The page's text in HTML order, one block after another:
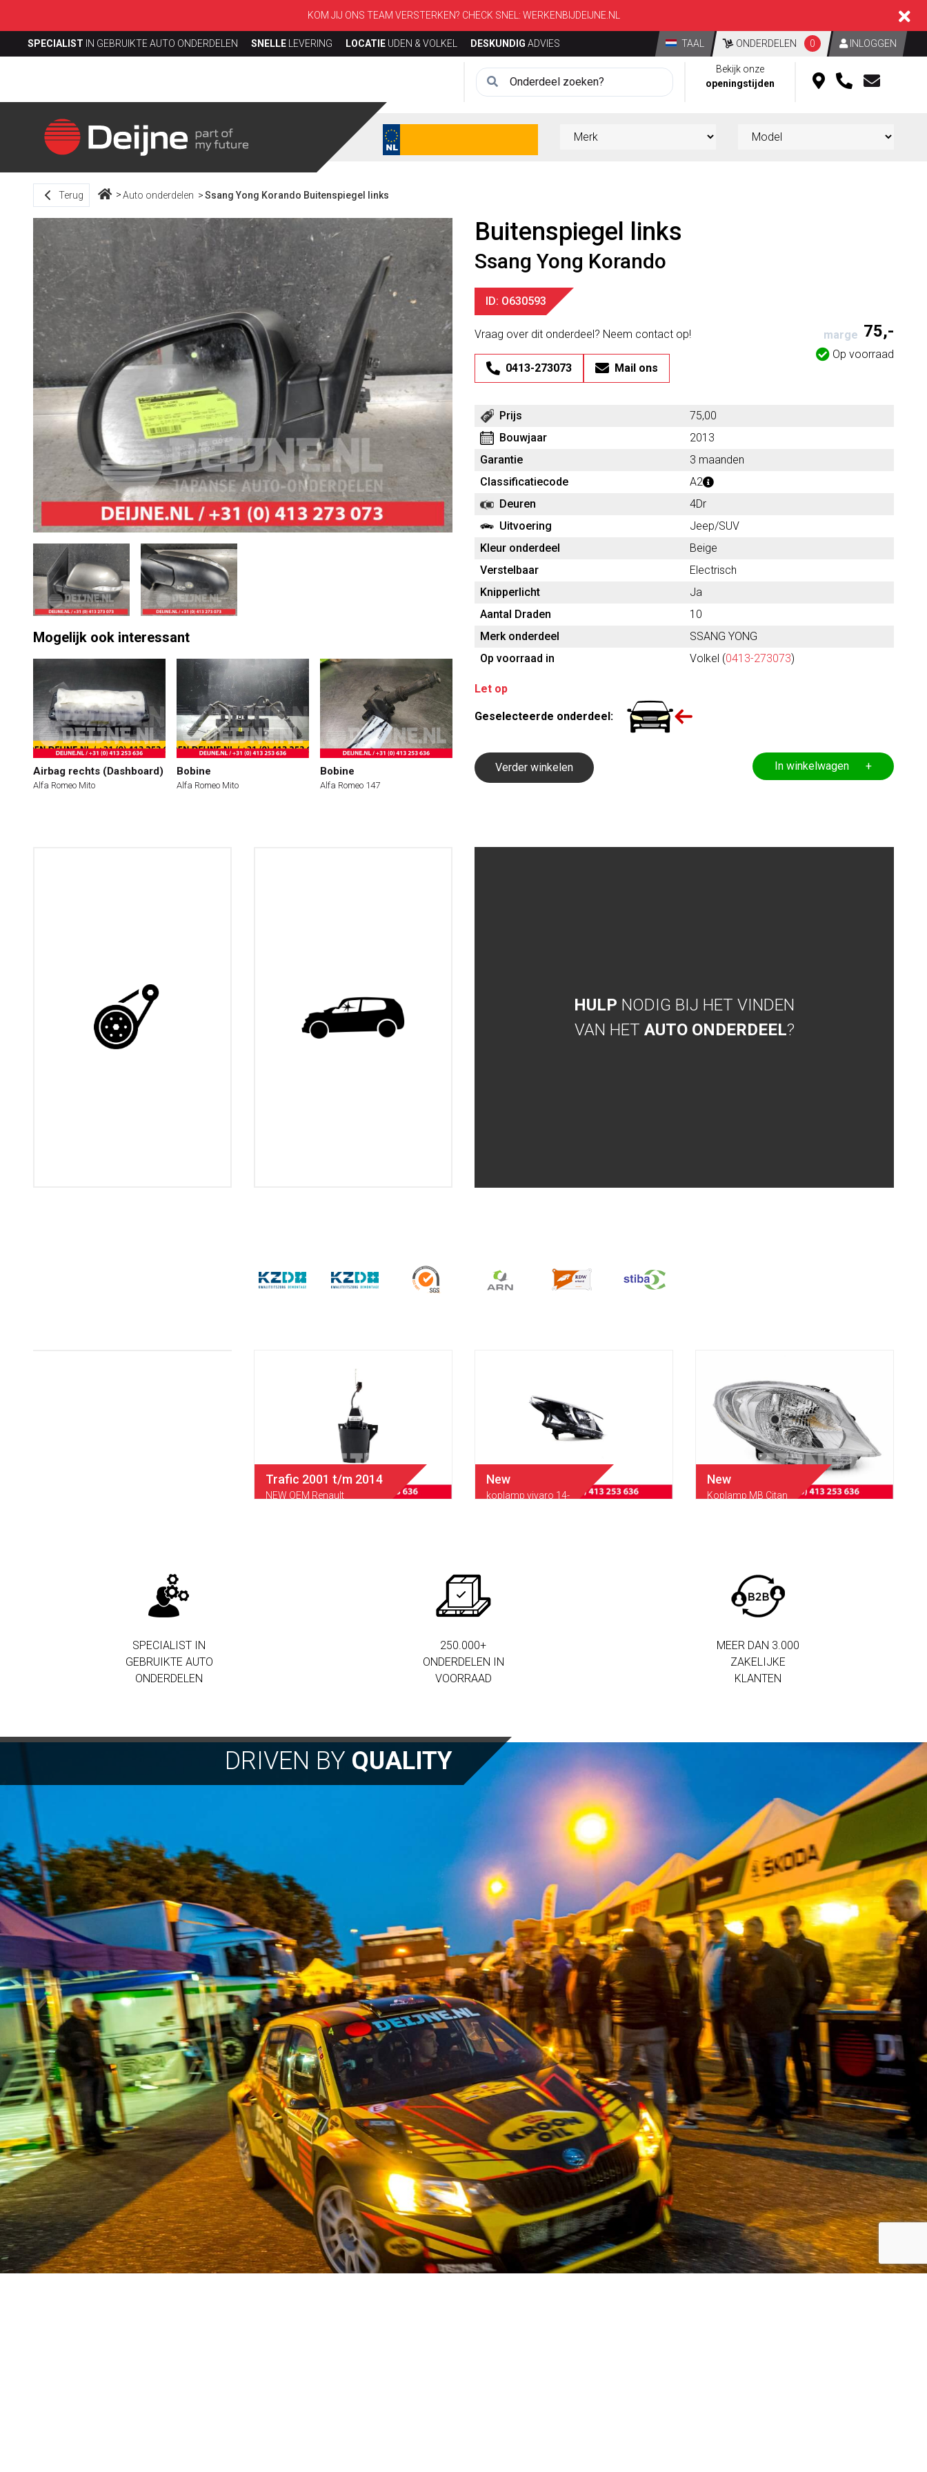
KOM JIJ ONS TEAM VERSTERKEN? CHECK SNEL: WERKENBIJDEIJNE.NL
SPECIALIST IN GEBRUIKTE AUTO ONDERDELEN SNELLE LEVERING LOCATIE UDEN & VOLKEL DESKUNDIG ADVIES TAAL ONDERDELEN 0 INLOGGEN
Bekijk onze
openingstijden
Terug Auto onderdelen Ssang Yong Korando Buitenspiegel links
Mogelijk ook interessant
Airbag rechts (Dashboard)
Alfa Romeo Mito
Bobine
Alfa Romeo Mito
Bobine
Alfa Romeo 147
Buitenspiegel links
Ssang Yong Korando
ID: O630593
Vraag over dit onderdeel? Neem contact op!
0413-273073 Mail ons
marge 75,-
Op voorraad
Prijs
75,00
Bouwjaar
2013
Garantie
3 maanden
Classificatiecode
A2
Deuren
4Dr
Uitvoering
Jeep/SUV
Kleur onderdeel
Beige
Verstelbaar
Electrisch
Knipperlicht
Ja
Aantal Draden
10
Merk onderdeel
SSANG YONG
Op voorraad in
Volkel (0413-273073)
Let op
Geselecteerde onderdeel:
Verder winkelen In winkelwagen +
HULP NODIG BIJ HET VINDEN
VAN HET AUTO ONDERDEEL?
Trafic 2001 t/m 2014
NEW OEM Renault
New
koplamp vivaro 14-
New
Koplamp MB Citan
SPECIALIST IN
GEBRUIKTE AUTO
ONDERDELEN
250.000+
ONDERDELEN IN
VOORRAAD
MEER DAN 3.000
ZAKELIJKE
KLANTEN
DRIVEN BY QUALITY